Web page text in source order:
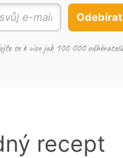
Odebírat
recept